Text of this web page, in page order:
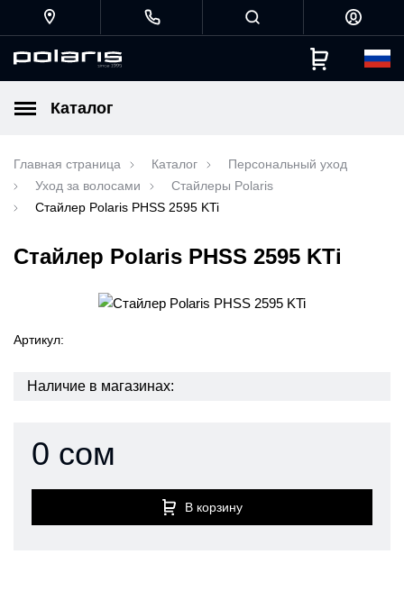
Каталог
Главная страница Каталог
Персональный уход
Уход за волосами
Стайлеры Polaris
Стайлер Polaris PHSS 2595 KTi
Стайлер Polaris PHSS 2595 KTi
Артикул:
Наличие в магазинах:
0 сом
В корзину